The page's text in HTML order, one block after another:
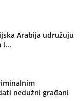
Arabija udružuju
i...
nedužni građani